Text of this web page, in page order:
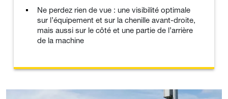
Ne perdez rien de vue : une visibilité optimale
sur l’équipement et sur la chenille avant-droite,
mais aussi sur le côté et une partie de l’arrière
de la machine